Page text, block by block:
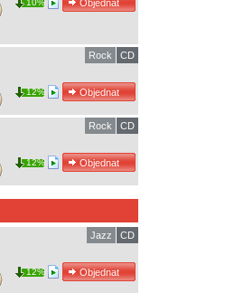
10%
CD
Rock
12%
CD
Rock
12%
CD
Jazz
12%